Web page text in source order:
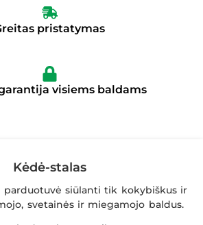
pristatymas
visiems baldams
Kėdė-stalas
siūlanti tik kokybiškus ir
svetainės ir miegamojo baldus.